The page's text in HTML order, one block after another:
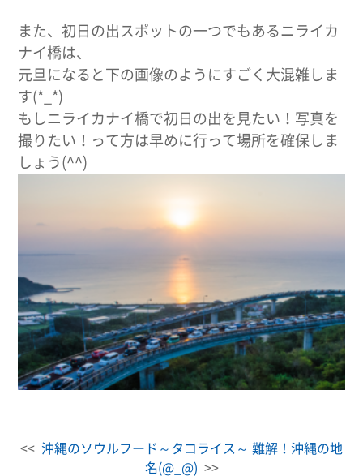
また、初日の出スポットの一つでもあるニライカ
ナイ橋は、
元旦になると下の画像のようにすごく大混雑しま
す(*_*)
もしニライカナイ橋で初日の出を見たい！写真を
撮りたい！って方は早めに行って場所を確保しま
しょう(^^)
<< 沖縄のソウルフード～タコライス～ 難解！沖縄の地
名(@_@) >>